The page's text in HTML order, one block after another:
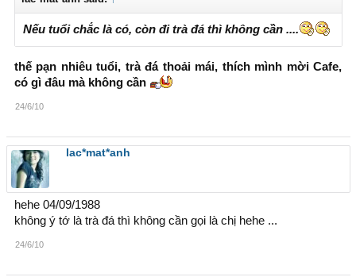
Nếu tuổi chắc là có, còn đi trà đá thì không cần ....
thế pạn nhiêu tuổi, trà đá thoải mái, thích mình mời Cafe,
có gì đâu mà không cần
24/6/10
lac*mat*anh
hehe 04/09/1988
không ý tớ là trà đá thì không cần gọi là chị hehe ...
24/6/10